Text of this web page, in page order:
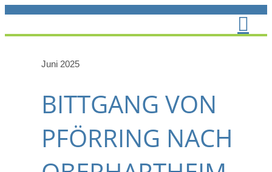
springen
Juni 2025
BITTGANG VON
PFÖRRING NACH